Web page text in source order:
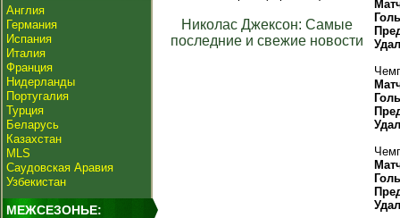
Англия
Германия
Испания
Италия
Франция
Нидерланды
Португалия
Турция
Беларусь
Казахстан
MLS
Саудовская Аравия
Узбекистан
МЕЖСЕЗОНЬЕ:
Николас Джексон: Самые
последние и свежие новости